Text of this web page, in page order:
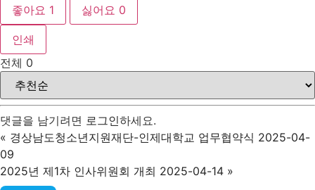
좋아요 1 싫어요 0
인쇄
전체 0
댓글을 남기려면 로그인하세요.
« 경상남도청소년지원재단-인제대학교 업무협약식 2025-04-
09
2025년 제1차 인사위원회 개최 2025-04-14 »